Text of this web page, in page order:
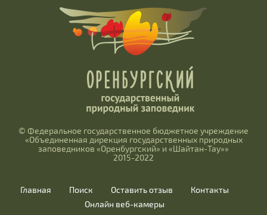
© Федеральное государственное бюджетное учреждение
«Объединенная дирекция государственных природных
заповедников «Оренбургский» и «Шайтан-Тау»»
2015-2022
Главная Поиск Оставить отзыв
Контакты
Онлайн веб-камеры